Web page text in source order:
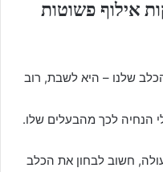
שלנו – היא לשבת, רוב
הנחיה לכך מהבעלים שלו.
חשוב לבחון את הכלב